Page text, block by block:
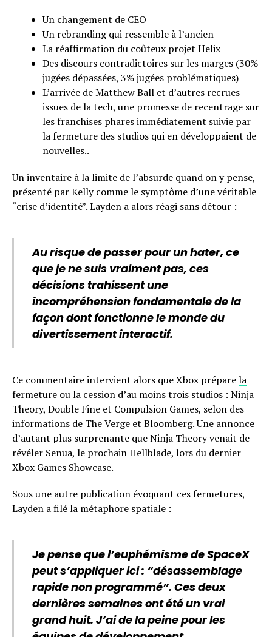
Un changement de CEO
Un rebranding qui ressemble à l’ancien
La réaffirmation du coûteux projet Helix
Des discours contradictoires sur les marges (30%
jugées dépassées, 3% jugées problématiques)
L’arrivée de Matthew Ball et d’autres recrues
issues de la tech, une promesse de recentrage sur
les franchises phares immédiatement suivie par
la fermeture des studios qui en développaient de
nouvelles..
Un inventaire à la limite de l’absurde quand on y pense,
présenté par Kelly comme le symptôme d’une véritable
“crise d’identité”. Layden a alors réagi sans détour :
Au risque de passer pour un hater, ce
que je ne suis vraiment pas, ces
décisions trahissent une
incompréhension fondamentale de la
façon dont fonctionne le monde du
divertissement interactif.
Ce commentaire intervient alors que Xbox préparela
fermeture ou la cession d’au moins trois studios : Ninja
Theory, Double Fine et Compulsion Games, selon des
informations de The Verge et Bloomberg. Une annonce
d’autant plus surprenante que Ninja Theory venait de
révéler Senua, le prochain Hellblade, lors du dernier
Xbox Games Showcase.
Sous une autre publication évoquant ces fermetures,
Layden a filé la métaphore spatiale :
Je pense que l’euphémisme de SpaceX
peut s’appliquer ici : “désassemblage
rapide non programmé”. Ces deux
dernières semaines ont été un vrai
grand huit. J’ai de la peine pour les